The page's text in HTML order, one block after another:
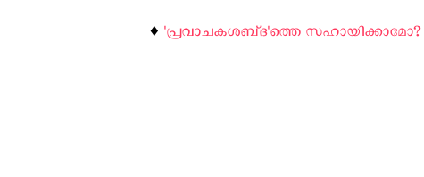
♦️ 'പ്രവാചകശബ്‌ദ'ത്തെ സഹായിക്കാമോ?